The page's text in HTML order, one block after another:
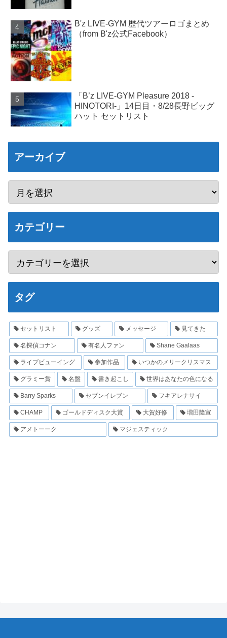
B'z LIVE-GYM 歴代ツアーロゴまとめ
（from B'z公式Facebook）
「B’z LIVE-GYM Pleasure 2018 -
HINOTORI-」14日目・8/28長野ビッグ
ハット セットリスト
アーカイブ
カテゴリー
タグ
セットリスト グッズ メッセージ 見てきた
名探偵コナン 有名人ファン Shane Gaalaas
ライブビューイング 参加作品 いつかのメリークリスマス
グラミー賞 名盤 書き起こし 世界はあなたの色になる
Barry Sparks セブンイレブン フキアレナサイ
CHAMP ゴールドディスク大賞 大賀好修 増田隆宣
アメトーーク マジェスティック